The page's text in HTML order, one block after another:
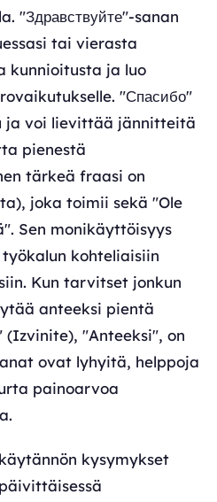
"Здравствуйте"-sanan
tai vierasta
kunnioitusta ja luo
"Спасибо"
ja voi lievittää jännitteitä
pienestä
tärkeä fraasi on
joka toimii sekä "Ole
Sen monikäyttöisyys
kohteliaisiin
Kun tarvitset jonkun
anteeksi pientä
(Izvinite), "Anteeksi", on
ovat lyhyitä, helppoja
painoarvoa
kysymykset